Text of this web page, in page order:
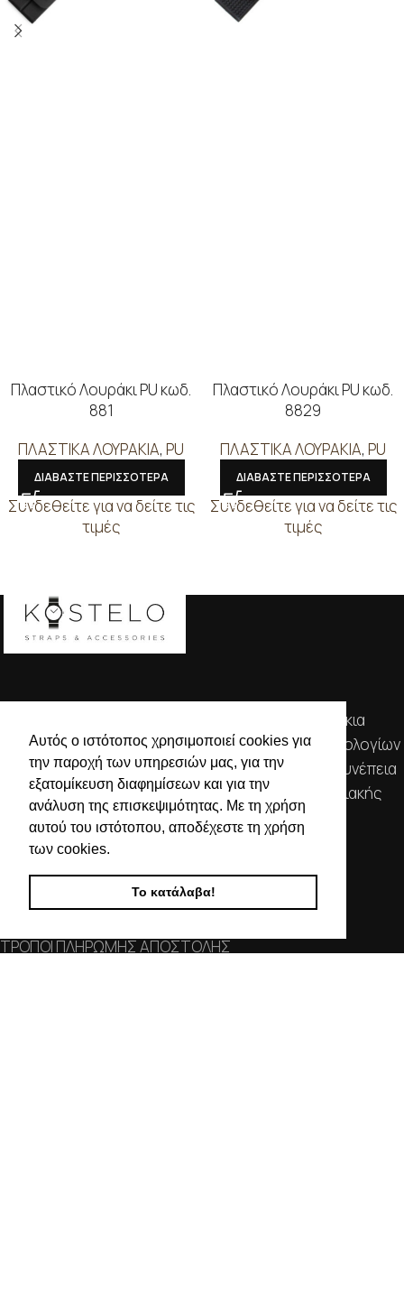
Αυτός ο ιστότοπος χρησιμοποιεί cookies για
την παροχή των υπηρεσιών μας, για την
εξατομίκευση διαφημίσεων και για την
ανάλυση της επισκεψιμότητας. Με τη χρήση
αυτού του ιστότοπου, αποδέχεστε τη χρήση
των cookies.
Το κατάλαβα!
Πλαστικό Λουράκι PU κωδ.
881
ΠΛΑΣΤΙΚΑ ΛΟΥΡΑΚΙΑ, PU
ΔΙΑΒΑΣΤΕ ΠΕΡΙΣΣΟΤΕΡΑ
Συνδεθείτε για να δείτε τις
τιμές
Πλαστικό Λουράκι PU κωδ.
8829
ΠΛΑΣΤΙΚΑ ΛΟΥΡΑΚΙΑ, PU
ΔΙΑΒΑΣΤΕ ΠΕΡΙΣΣΟΤΕΡΑ
Συνδεθείτε για να δείτε τις
τιμές
Απευθυνόμενοι σε εμπόρους, διαθέτουμε λουράκια
ρολογιών, μπρασελέ, μπαταρίες, μηχανισμούς ωρολογίων
& εργαλεία αρίστης ποιότητας. Η αξιοπιστία & η συνέπεια
αποτελούν τα κύρια χαρακτηριστικά της οικογενειακής
επιχείρησής μας.
ΧΡΗΣΙΜΕΣ ΠΛΗΡΟΦΟΡΙΕΣ
ΤΡΟΠΟΙ ΠΛΗΡΩΜΗΣ ΑΠΟΣΤΟΛΗΣ